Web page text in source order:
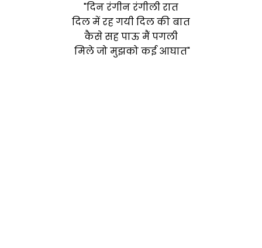
"दिन रंगीन रंगीली रात
दिल में रह गयी दिल की बात
कैसे सह पाऊ मैं पगली
मिले जो मुझको कई आघात"